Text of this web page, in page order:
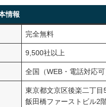
情報
完全無料
9,500社以上
全国（WEB・電話対応可
東京都文京区後楽二丁目
飯田橋ファーストビル2